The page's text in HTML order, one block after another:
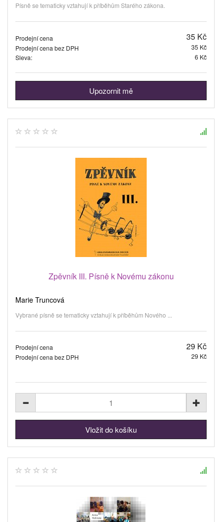
Písně se tematicky vztahují k příběhům Starého zákona.
Prodejní cena 35 Kč
Prodejní cena bez DPH
35 Kč
Sleva:
6 Kč
Upozornit mě
Zpěvník III. Písně k Novému zákonu
Marie Truncová
Vybrané písně se tematicky vztahují k příběhům Nového ...
Prodejní cena 29 Kč
Prodejní cena bez DPH 29 Kč